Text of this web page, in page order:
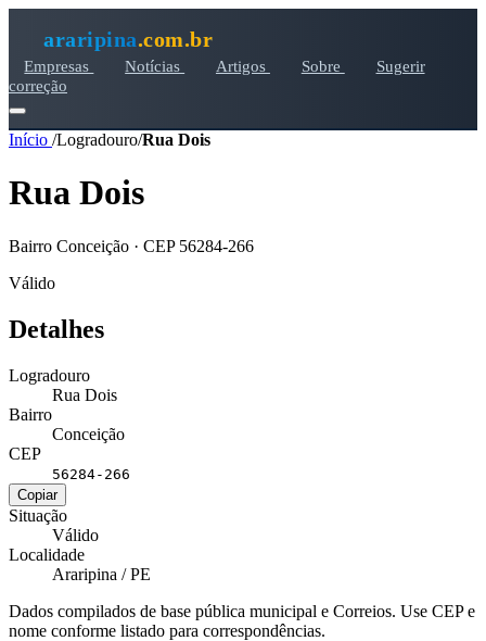
araripina.com.br
Empresas Notícias Artigos Sobre
Sugerir
correção
Início /Logradouro/Rua Dois
Rua Dois
Bairro Conceição · CEP 56284-266
Válido
Detalhes
Logradouro
Rua Dois
Bairro
Conceição
CEP
56284-266
Copiar
Situação
Válido
Localidade
Araripina / PE
Dados compilados de base pública municipal e Correios. Use CEP e
nome conforme listado para correspondências.